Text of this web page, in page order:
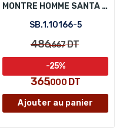
MONTRE HOMME SANTA BARBARA POLO SB.1.10166-5
SB.1.10166-5
486,667DT
365,000DT
-25%
Ajouter au panier